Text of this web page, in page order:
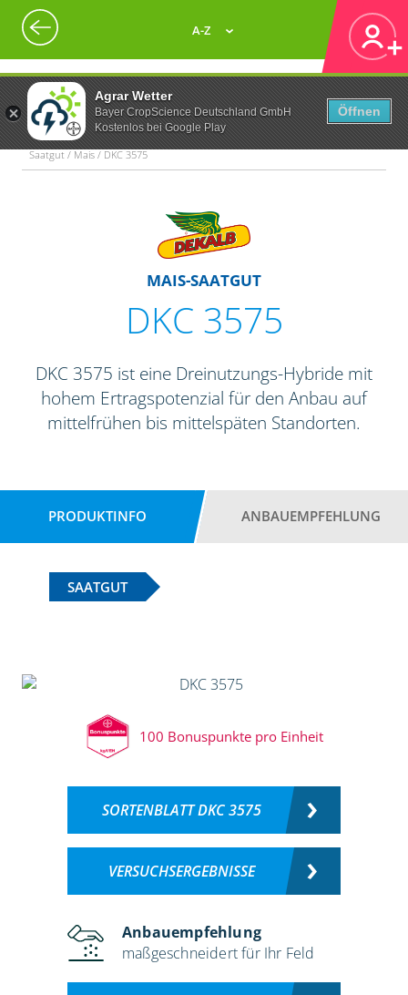
Agrar Wetter
Bayer CropScience Deutschland GmbH
Kostenlos bei Google Play
Öffnen
A-Z
Saatgut / Mais / DKC 3575
MAIS-SAATGUT
DKC 3575
DKC 3575 ist eine Dreinutzungs-Hybride mit
hohem Ertragspotenzial für den Anbau auf
mittelfrühen bis mittelspäten Standorten.
PRODUKTINFO ANBAUEMPFEHLUNG
SAATGUT
100 Bonuspunkte pro Einheit
SORTENBLATT DKC 3575
VERSUCHSERGEBNISSE
Anbauempfehlung
maßgeschneidert für Ihr Feld